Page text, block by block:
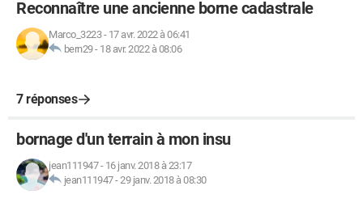
Reconnaître une ancienne borne cadastrale
Marco_3223- 17 avr. 2022 à 06:41
bern29- 18 avr. 2022 à 08:06
7 réponses
bornage d'un terrain à mon insu
jean111947- 16 janv. 2018 à 23:17
jean111947-29 janv. 2018 à 08:30